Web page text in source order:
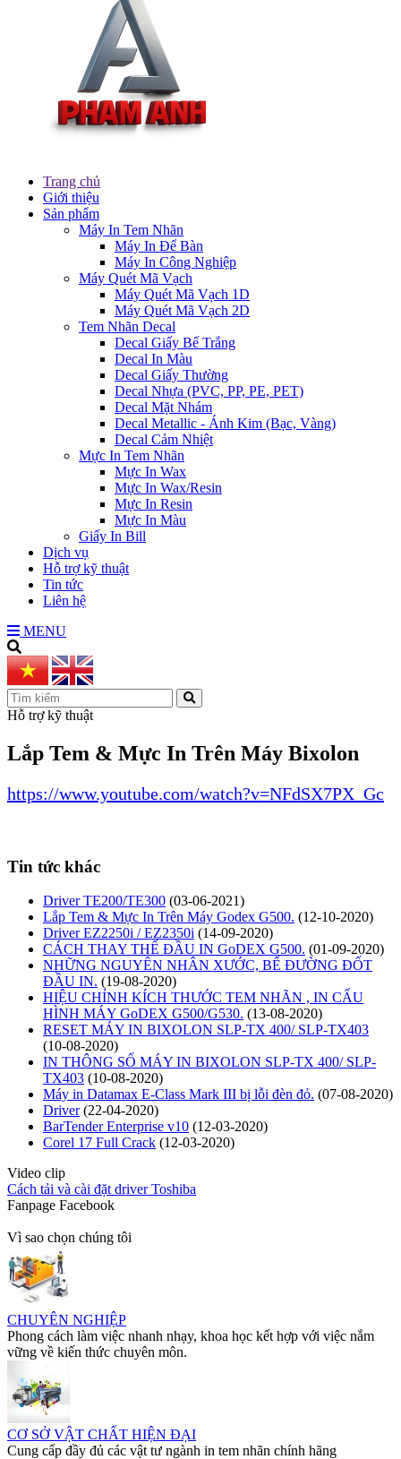
Trang chủ
Giới thiệu
Sản phẩm
Máy In Tem Nhãn
Máy In Để Bàn
Máy In Công Nghiệp
Máy Quét Mã Vạch
Máy Quét Mã Vạch 1D
Máy Quét Mã Vạch 2D
Tem Nhãn Decal
Decal Giấy Bế Trắng
Decal In Màu
Decal Giấy Thường
Decal Nhựa (PVC, PP, PE, PET)
Decal Mặt Nhám
Decal Metallic - Ánh Kim (Bạc, Vàng)
Decal Cảm Nhiệt
Mực In Tem Nhãn
Mực In Wax
Mực In Wax/Resin
Mực In Resin
Mực In Màu
Giấy In Bill
Dịch vụ
Hỗ trợ kỹ thuật
Tin tức
Liên hệ
MENU
Hỗ trợ kỹ thuật
Lắp Tem & Mực In Trên Máy Bixolon
https://www.youtube.com/watch?v=NFdSX7PX_Gc
Tin tức khác
Driver TE200/TE300 (03-06-2021)
Lắp Tem & Mực In Trên Máy Godex G500. (12-10-2020)
Driver EZ2250i / EZ2350i (14-09-2020)
CÁCH THAY THẾ ĐẦU IN GoDEX G500. (01-09-2020)
NHỮNG NGUYÊN NHÂN XƯỚC, BỂ ĐƯỜNG ĐỐT
ĐẦU IN. (19-08-2020)
HIỆU CHỈNH KÍCH THƯỚC TEM NHÃN , IN CẤU
HÌNH MÁY GoDEX G500/G530. (13-08-2020)
RESET MÁY IN BIXOLON SLP-TX 400/ SLP-TX403
(10-08-2020)
IN THÔNG SỐ MÁY IN BIXOLON SLP-TX 400/ SLP-
TX403 (10-08-2020)
Máy in Datamax E-Class Mark III bị lỗi đèn đỏ. (07-08-2020)
Driver(22-04-2020)
BarTender Enterprise v10 (12-03-2020)
Corel 17 Full Crack (12-03-2020)
Video clip
Cách tải và cài đặt driver Toshiba
Fanpage Facebook
Vì sao chọn chúng tôi
CHUYÊN NGHIỆP
Phong cách làm việc nhanh nhạy, khoa học kết hợp với việc nắm
vững về kiến thức chuyên môn.
CƠ SỞ VẬT CHẤT HIỆN ĐẠI
Cung cấp đầy đủ các vật tư ngành in tem nhãn chính hãng